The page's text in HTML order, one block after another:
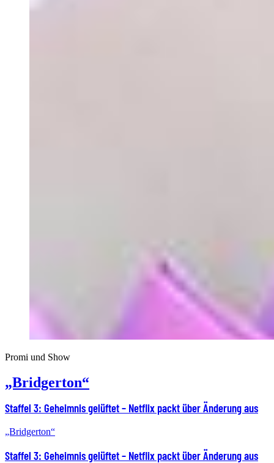
Promi und Show
„Bridgerton“
Staffel 3: Geheimnis gelüftet – Netflix packt über Änderung aus
„Bridgerton“
Staffel 3: Geheimnis gelüftet – Netflix packt über Änderung aus